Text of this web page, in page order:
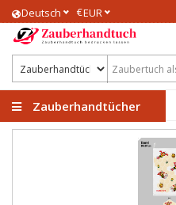
Deutsch €EUR
Zauberhandtücher